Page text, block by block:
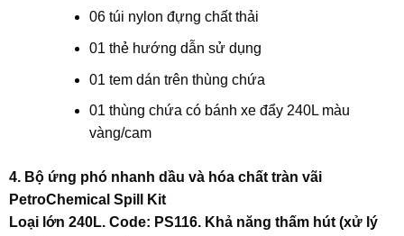
06 túi nylon đựng chất thải
01 thẻ hướng dẫn sử dụng
01 tem dán trên thùng chứa
01 thùng chứa có bánh xe đẩy 240L màu
vàng/cam
4. Bộ ứng phó nhanh dầu và hóa chất tràn vãi
PetroChemical Spill Kit
Loại lớn 240L. Code: PS116. Khả năng thấm hút (xử lý